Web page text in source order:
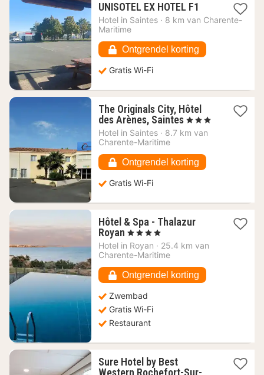
UNISOTEL EX HOTEL F1
nacht
€
Hotel in Saintes · 8 km van Charente-
Maritime
Ontgrendel korting
Gratis Wi-Fi
The Originals City, Hôtel
des Arènes, Saintes 1
nacht
€
, 3 Sterren
Hotel in Saintes · 8.7 km van
Charente-Maritime
Ontgrendel korting
Gratis Wi-Fi
Hôtel & Spa - Thalazur
Royan 1
nacht
vanaf
€
, 4 Sterren
Hotel in Royan · 25.4 km van
Charente-Maritime
Ontgrendel korting
Zwembad
Gratis Wi-Fi
Restaurant
Sure Hotel by Best
Western Rochefort-Sur-